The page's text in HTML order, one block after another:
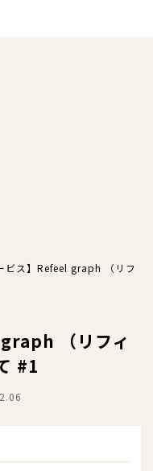
ビス】Refeel graph （リフ
（リフィ
#1